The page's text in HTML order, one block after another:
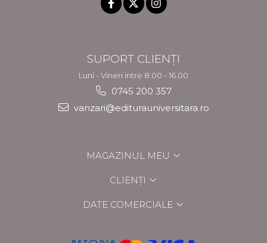
SUPORT CLIENȚI
Luni - Vineri intre 8.00 - 16.00
0745 200 357
vanzari@editurauniversitara.ro
MAGAZINUL MEU
CLIENȚI
DATE COMERCIALE